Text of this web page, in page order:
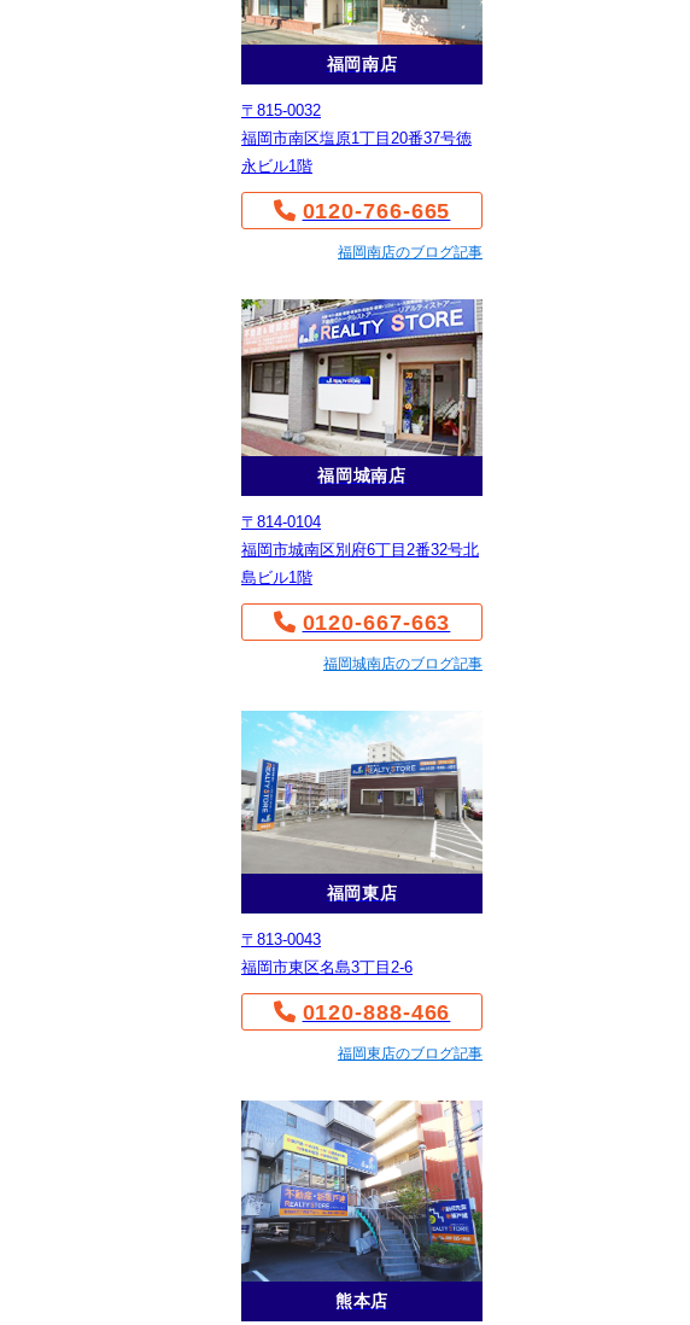
福岡南店
〒815-0032
福岡市南区塩原1丁目20番37号徳
永ビル1階
0120-766-665
福岡南店のブログ記事
福岡城南店
〒814-0104
福岡市城南区別府6丁目2番32号北
島ビル1階
0120-667-663
福岡城南店のブログ記事
福岡東店
〒813-0043
福岡市東区名島3丁目2-6
0120-888-466
福岡東店のブログ記事
熊本店